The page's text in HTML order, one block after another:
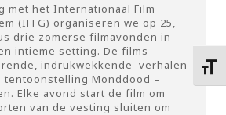
met het Internationaal Film
(IFFG) organiseren we op 25,
drie zomerse filmavonden in
intieme setting. De films
indrukwekkende verhalen
tentoonstelling Monddood –
Elke avond start de film om
van de vesting sluiten om